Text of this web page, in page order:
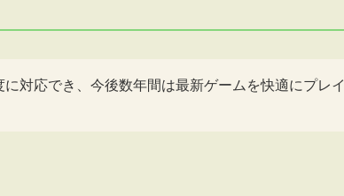
対応でき、今後数年間は最新ゲームを快適にプレイ